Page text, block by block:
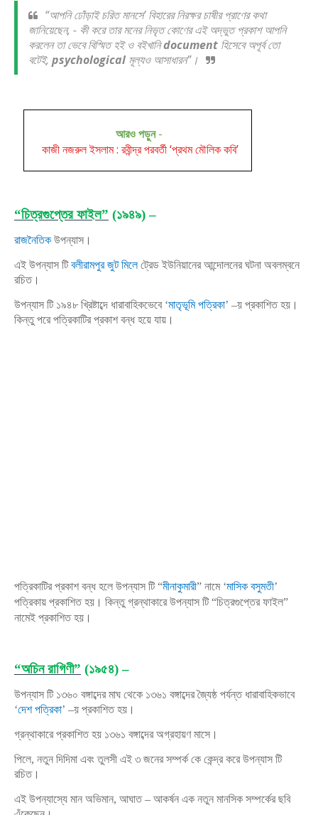
“আপনি ঢোঁড়াই চরিত মানসে’ বিহারের নিরক্ষর চাষীর প্রাণের কথা
জানিয়েছেন, - কী করে তার মনের নিভৃত কোণের এই অদ্ভুত প্রকাশ আপনি
করলেন তা ভেবে বিস্মিত হই ও বইখানিdocument হিসেবে অপূর্ব তো
বটেই, psychological মূল্যও আসাধারন”।
আরও পড়ুন -
কাজী নজরুল ইসলাম : রবীন্দ্র পরবর্তী ‘প্রথম মৌলিক কবি’
“চিত্রগুপ্তের ফাইল” (১৯৪৯) –
রাজনৈতিক উপন্যাস।
এই উপন্যাস টিবলীরামপুর জুট মিলেট্রেড ইউনিয়ানের আন্দোলনের ঘটনা অবলম্বনে
রচিত।
উপন্যাস টি ১৯৪৮ খ্রিষ্টাব্দে ধারাবাহিকভেবে ‘মাতৃভূমি পত্রিকা’ –য় প্রকাশিত হয়।
কিন্তু পরে পত্রিকাটির প্রকাশ বন্ধ হয়ে যায়।
পত্রিকাটির প্রকাশ বন্ধ হলে উপন্যাস টি “মীনাকুমারী” নামে ‘মাসিক বসুমতী’
পত্রিকায় প্রকাশিত হয়। কিন্তু গ্রন্থাকারে উপন্যাস টি “চিত্রগুপ্তের ফাইল”
নামেই প্রকাশিত হয়।
“অচিন রাগিণী” (১৯৫৪) –
উপন্যাস টি ১৩৬০ বঙ্গাব্দের মাঘ থেকে ১৩৬১ বঙ্গাব্দের জ্যৈষ্ঠ পর্যন্ত ধারাবাহিকভাবে
‘দেশ পত্রিকা’ –য় প্রকাশিত হয়।
গ্রন্থাকারে প্রকাশিত হয় ১৩৬১ বঙ্গাব্দের অগ্রহায়ণ মাসে।
পিলে, নতুন দিদিমা এবং তুলসী এই ৩ জনের সম্পর্ক কে কেন্দ্র করে উপন্যাস টি
রচিত।
এই উপন্যাস্যে মান অভিমান, আঘাত – আকর্ষন এক নতুন মানসিক সম্পর্কের ছবি